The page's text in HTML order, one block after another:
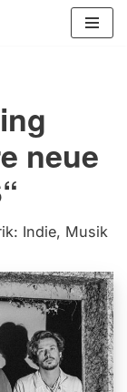
neue
Indie, Musik